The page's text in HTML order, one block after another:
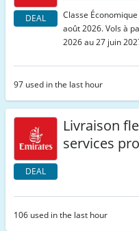
DEAL
Classe
août 2026. Vols à
2026 au 27 juin
97 used in the last hour
DEAL
Livraison
services
106 used in the last hour